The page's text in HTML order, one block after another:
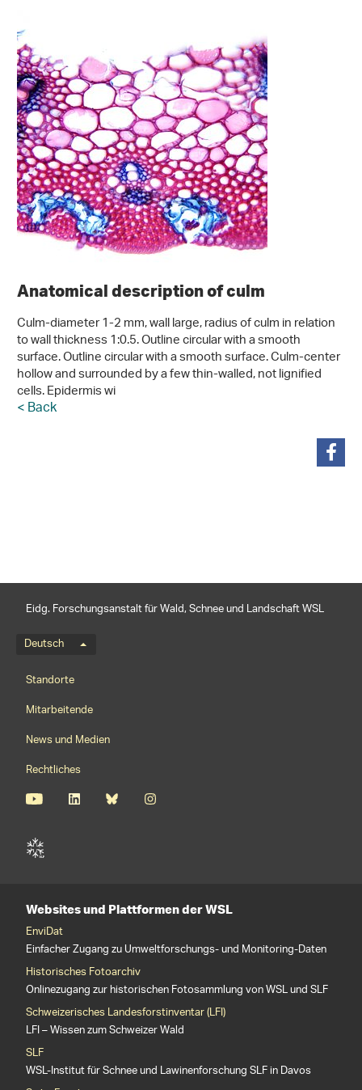
Anatomical description of culm
Culm-diameter 1-2 mm, wall large, radius of culm in relation
to wall thickness 1:0.5. Outline circular with a smooth
surface. Outline circular with a smooth surface. Culm-center
hollow and surrounded by a few thin-walled, not lignified
cells. Epidermis wi
< Back
Eidg. Forschungsanstalt für Wald, Schnee und Landschaft WSL
Sprachmenü
Deutsch
Footernavigation
Standorte
Mitarbeitende
News und Medien
Rechtliches
Websites und Plattformen der WSL
EnviDat
Einfacher Zugang zu Umweltforschungs- und Monitoring-Daten
Historisches Fotoarchiv
Onlinezugang zur historischen Fotosammlung von WSL und SLF
Schweizerisches Landesforstinventar (LFI)
LFI – Wissen zum Schweizer Wald
SLF
WSL-Institut für Schnee und Lawinenforschung SLF in Davos